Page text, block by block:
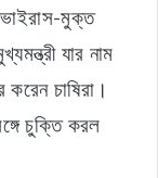
মুক্ত
যার নাম
চাষিরা।
চুক্তি করল